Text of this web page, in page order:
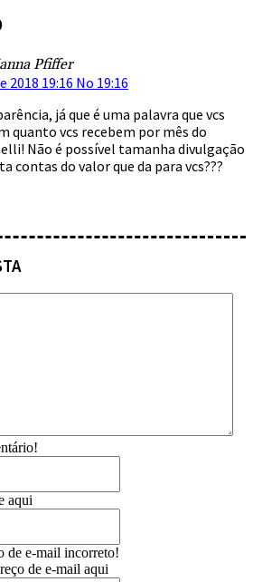
Pfiffer
2018 19:16 No 19:16
já que é uma palavra que vcs
quanto vcs recebem por mês do
Não é possível tamanha divulgação
contas do valor que da para vcs???
aqui
de e-mail incorreto!
de e-mail aqui